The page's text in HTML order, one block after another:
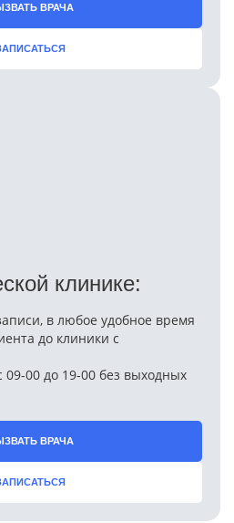
ВРАЧА
клинике:
в любое удобное время
до клиники с
09-00 до 19-00 без выходных
ВРАЧА